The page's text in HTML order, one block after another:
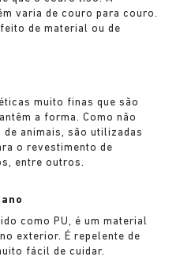
varia de couro para couro.
de material ou de
muito finas que são
a forma. Como não
animais, são utilizadas
o revestimento de
entre outros.
como PU, é um material
exterior. É repelente de
fácil de cuidar.